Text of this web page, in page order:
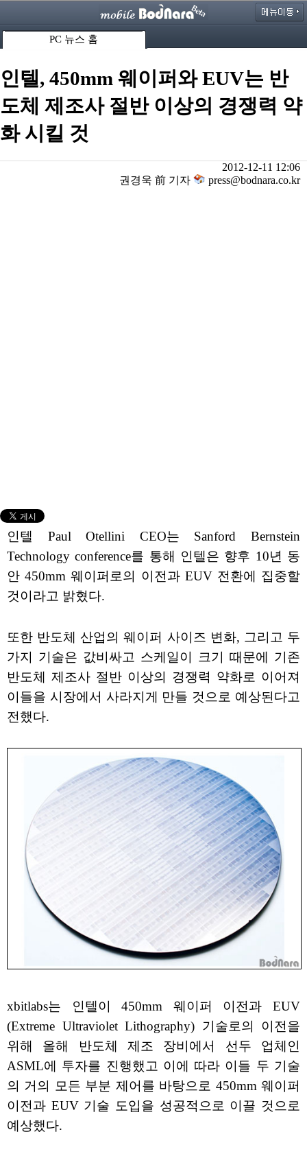
PC 뉴스 홈
인텔, 450mm 웨이퍼와 EUV는 반
도체 제조사 절반 이상의 경쟁력 약
화 시킬 것
2012-12-11 12:06
권경욱 前 기자
press@bodnara.co.kr
인텔 Paul Otellini CEO는 Sanford Bernstein
Technology conference를 통해 인텔은 향후 10년 동
안 450mm 웨이퍼로의 이전과 EUV 전환에 집중할
것이라고 밝혔다.
또한 반도체 산업의 웨이퍼 사이즈 변화, 그리고 두
가지 기술은 값비싸고 스케일이 크기 때문에 기존
반도체 제조사 절반 이상의 경쟁력 약화로 이어져
이들을 시장에서 사라지게 만들 것으로 예상된다고
전했다.
xbitlabs는 인텔이 450mm 웨이퍼 이전과 EUV
(Extreme Ultraviolet Lithography) 기술로의 이전을
위해 올해 반도체 제조 장비에서 선두 업체인
ASML에 투자를 진행했고 이에 따라 이들 두 기술
의 거의 모든 부분 제어를 바탕으로 450mm 웨이퍼
이전과 EUV 기술 도입을 성공적으로 이끌 것으로
예상했다.